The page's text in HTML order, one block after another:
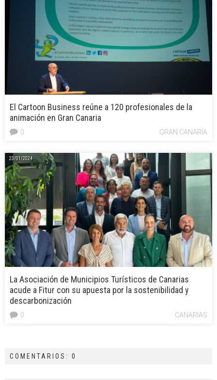
El Cartoon Business reúne a 120 profesionales de la
animación en Gran Canaria
GRAN CANARIA
0
23/01/2024
La Asociación de Municipios Turísticos de Canarias
acude a Fitur con su apuesta por la sostenibilidad y
descarbonización
CANARIAS
0
COMENTARIOS: 0